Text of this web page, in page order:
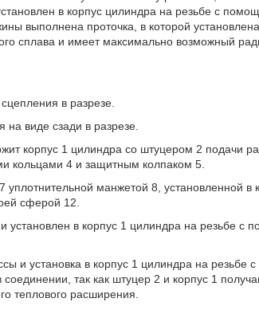
в корпус цилиндра на резьбе с
выполнена проточка, в которой
сплава и имеет максимально возможный
в разрезе.
виде сзади в разрезе.
корпус 1 цилиндра со штуцером 2 подачи
кольцами 4 и защитным колпаком 5.
манжетой 8, установленной в
сферой 12.
в корпус 1 цилиндра на резьбе с
и установка в корпус 1 цилиндра на резьбе
так как штуцер 2 и корпус 1
теплового расширения.